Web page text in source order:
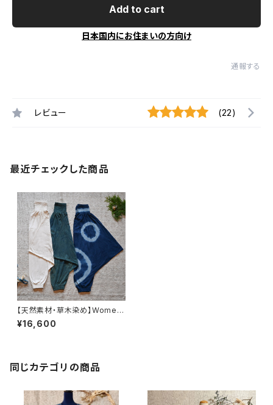
Add to cart
日本国内にお住まいの方向け
通報する
レビュー (22)
最近チェックした商品
【天然素材・草木染め】Women
モモンガパンツ ヘンプコットン
¥16,600
同じカテゴリの商品